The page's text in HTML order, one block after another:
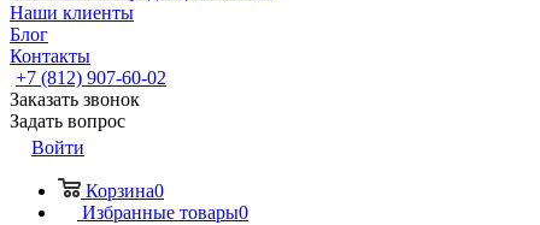
Наши клиенты
Блог
Контакты
+7 (812) 907-60-02
Заказать звонок
Задать вопрос
Войти
Корзина0
Избранные товары0